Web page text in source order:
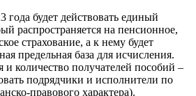
года будет действовать единый
распространяется на пенсионное,
страхование, а к нему будет
предельная база для исчисления.
и количество получателей пособий –
подрядчики и исполнители по
правового характера).